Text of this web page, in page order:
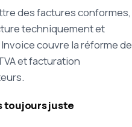
des factures conformes,
techniquement et
couvre la réforme de
et facturation
toujours juste